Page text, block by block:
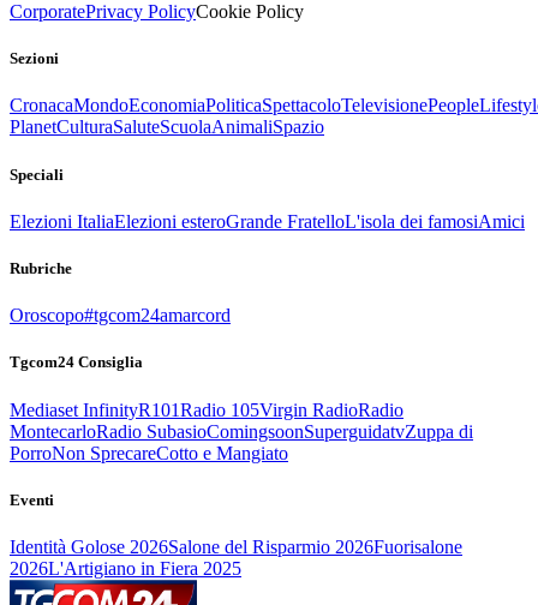
CorporatePrivacy PolicyCookie Policy
Sezioni
CronacaMondoEconomiaPoliticaSpettacoloTelevisionePeople
PlanetCulturaSaluteScuolaAnimaliSpazio
Speciali
Elezioni ItaliaElezioni esteroGrande FratelloL'isola dei famosiAmici
Rubriche
Oroscopo#tgcom24amarcord
Tgcom24 Consiglia
Mediaset InfinityR101Radio 105Virgin RadioRadio
MontecarloRadio SubasioComingsoonSuperguidatvZuppa di
PorroNon SprecareCotto e Mangiato
Eventi
Identità Golose 2026Salone del Risparmio 2026Fuorisalone
2026L'Artigiano in Fiera 2025